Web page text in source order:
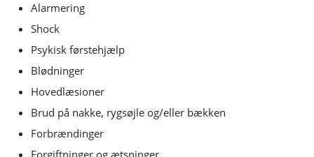
Alarmering
Shock
Psykisk førstehjælp
Blødninger
Hovedlæsioner
Brud på nakke, rygsøjle og/eller bækken
Forbrændinger